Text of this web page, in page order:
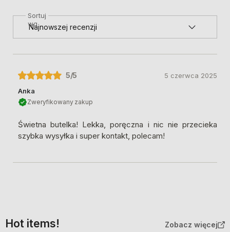
Sortuj
wg
5/5
Anka
Zweryfikowany zakup
Świetna butelka! Lekka, poręczna i nic nie przecieka
szybka wysyłka i super kontakt, polecam!
5 czerwca 2025
Hot items! Zobacz więcej